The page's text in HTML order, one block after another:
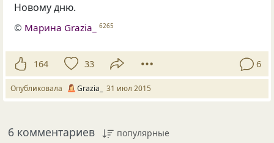
Новому дню.
© Марина Grazia_ 6265
164 33 6
Опубликовала Grazia_ 31 июл 2015
6 комментариев популярные